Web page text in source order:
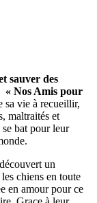
sauver des
« Nos Amis pour
sa vie à recueillir,
maltraités et
bat pour leur
un
chiens en toute
en amour pour ce